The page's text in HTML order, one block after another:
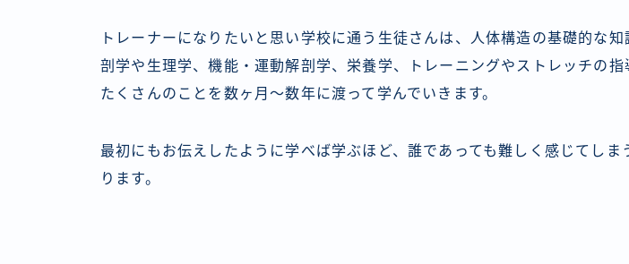
トレーナーになりたいと思い学校に通う生徒さんは、人体構造の基礎的な知
剖学や生理学、機能・運動解剖学、栄養学、トレーニングやストレッチの指
たくさんのことを数ヶ月〜数年に渡って学んでいきます。
最初にもお伝えしたように学べば学ぶほど、誰であっても難しく感じてしま
ります。